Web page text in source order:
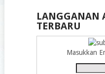
LANGGANAN
TERBARU
Masukkan